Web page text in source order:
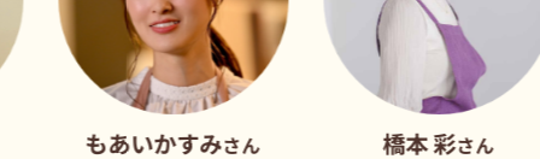
いかすみさん